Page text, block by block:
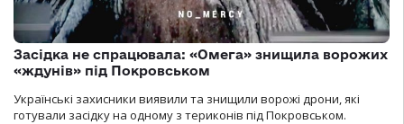
Засідка не спрацювала: «Омега» знищила ворожих
«ждунів» під Покровськом
Українські захисники виявили та знищили ворожі дрони, які
готували засідку на одному з териконів під Покровськом.